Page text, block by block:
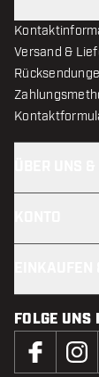
Versand &
FOLGE